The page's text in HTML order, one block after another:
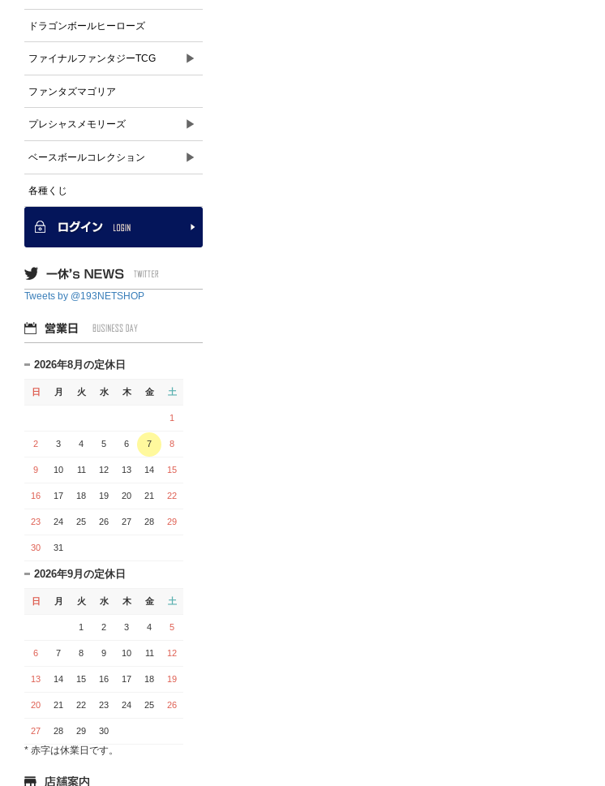
ドラゴンボールヒーローズ
ファイナルファンタジーTCG ▶
ファンタズマゴリア
プレシャスメモリーズ ▶
ベースボールコレクション ▶
各種くじ
Tweets by @193NETSHOP
2026年8月の定休日
日 月 火 水 木 金 土
1
2 3 4 5 6 7 8
9 10 11 12 13 14 15
16 17 18 19 20 21 22
23 24 25 26 27 28 29
30 31
2026年9月の定休日
日 月 火 水 木 金 土
1 2 3 4 5
6 7 8 9 10 11 12
13 14 15 16 17 18 19
20 21 22 23 24 25 26
27 28 29 30
* 赤字は休業日です。